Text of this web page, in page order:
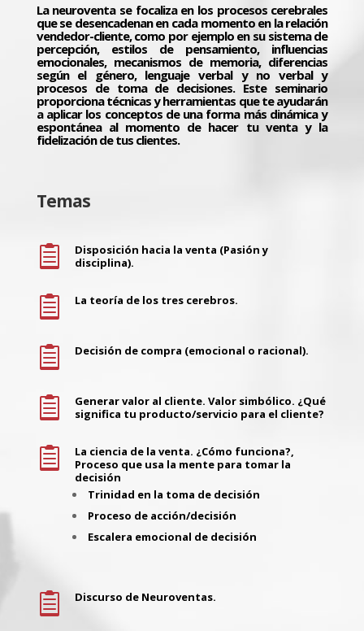
La neuroventa se focaliza en los procesos cerebrales
que se desencadenan en cada momento en la relación
vendedor-cliente, como por ejemplo en su sistema de
percepción, estilos de pensamiento, influencias
emocionales, mecanismos de memoria, diferencias
según el género, lenguaje verbal y no verbal y
procesos de toma de decisiones. Este seminario
proporciona técnicas y herramientas que te ayudarán
a aplicar los conceptos de una forma más dinámica y
espontánea al momento de hacer tu venta y la
fidelización de tus clientes.
Temas

Disposición hacia la venta (Pasión y
disciplina).
 La teoría de los tres cerebros.
 Decisión de compra (emocional o racional).

Generar valor al cliente. Valor simbólico. ¿Qué
significa tu producto/servicio para el cliente?

La ciencia de la venta. ¿Cómo funciona?,
Proceso que usa la mente para tomar la
decisión
Trinidad en la toma de decisión
Proceso de acción/decisión
Escalera emocional de decisión
 Discurso de Neuroventas.